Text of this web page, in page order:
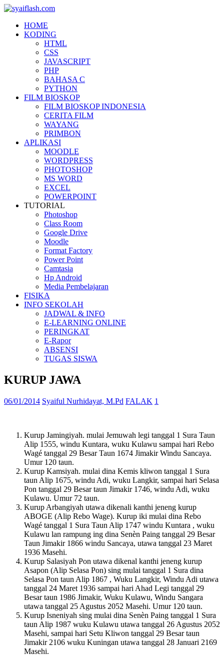
HOME
KODING
HTML
CSS
JAVASCRIPT
PHP
BAHASA C
PYTHON
FILM BIOSKOP
FILM BIOSKOP INDONESIA
CERITA FILM
WAYANG
PRIMBON
APLIKASI
MOODLE
WORDPRESS
PHOTOSHOP
MS WORD
EXCEL
POWERPOINT
TUTORIAL
Photoshop
Class Room
Google Drive
Moodle
Format Factory
Power Point
Camtasia
Hp Android
Media Pembelajaran
FISIKA
INFO SEKOLAH
JADWAL & INFO
E-LEARNING ONLINE
PERINGKAT
E-Rapor
ABSENSI
TUGAS SISWA
KURUP JAWA
06/01/2014 Syaiful Nurhidayat, M.Pd FALAK 1
Kurup Jamingiyah. mulai Jemuwah legi tanggal 1 Sura Taun
Alip 1555, windu Kuntara, wuku Kulawu sampai hari Rebo
Wagé tanggal 29 Besar Taun 1674 Jimakir Windu Sancaya.
Umur 120 taun.
Kurup Kamsiyah. mulai dina Kemis kliwon tanggal 1 Sura
taun Alip 1675, windu Adi, wuku Langkir, sampai hari Selasa
Pon tanggal 29 Besar taun Jimakir 1746, windu Adi, wuku
Kulawu. Umur 72 taun.
Kurup Arbangiyah utawa dikenali kanthi jeneng kurup
ABOGE (Alip Rebo Wage). Kurup iki mulai dina Rebo
Wagé tanggal 1 Sura Taun Alip 1747 windu Kuntara , wuku
Kulawu lan rampung ing dina Senèn Paing tanggal 29 Besar
Taun Jimakir 1866 windu Sancaya, utawa tanggal 23 Maret
1936 Masehi.
Kurup Salasiyah Pon utawa dikenal kanthi jeneng kurup
Asapon (Alip Selasa Pon) sing mulai tanggal 1 Sura dina
Selasa Pon taun Alip 1867 , Wuku Langkir, Windu Adi utawa
tanggal 24 Maret 1936 sampai hari Ahad Legi tanggal 29
Besar taun 1986 Jimakir, Wuku Kulawu, Windu Sangara
utawa tanggal 25 Agustus 2052 Masehi. Umur 120 taun.
Kurup Isneniyah sing mulai dina Senèn Paing tanggal 1 Sura
taun Alip 1987 wuku Kulawu utawa tanggal 26 Agustus 2052
Masehi, sampai hari Setu Kliwon tanggal 29 Besar taun
Jimakir 2106 wuku Kuningan utawa tanggal 28 Januari 2169
Masehi.